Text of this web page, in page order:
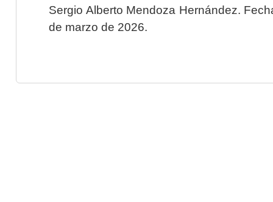
Sergio Alberto Mendoza Hernández.
de marzo de 2026.